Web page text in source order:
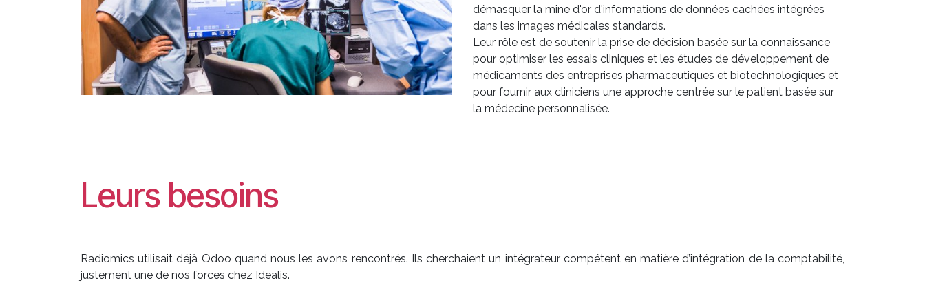
démasquer la mine d'or d'informations de données cachées intégrées
dans les images médicales standards.
Leur rôle est de soutenir la prise de décision basée sur la connaissance
pour optimiser les essais cliniques et les études de développement de
médicaments des entreprises pharmaceutiques et biotechnologiques et
pour fournir aux cliniciens une approche centrée sur le patient basée sur
la médecine personnalisée.
Leurs besoins
Radiomics utilisait déjà Odoo quand nous les avons rencontrés. Ils cherchaient un intégrateur compétent en matière d’intégration de la comptabilité,
justement une de nos forces chez Idealis.